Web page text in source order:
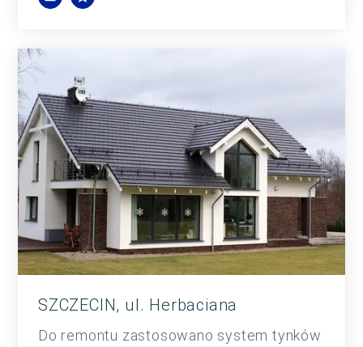
SZCZECIN, ul. Herbaciana
Do remontu zastosowano system tynków